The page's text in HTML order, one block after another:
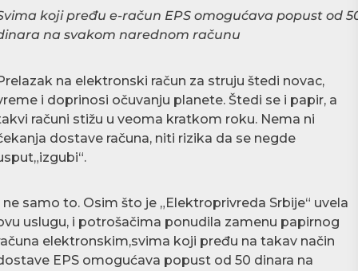
koji pređu e-račun EPS omogućava popust od
na svakom narednom računu
na elektronski račun za struju štedi novac,
i doprinosi očuvanju planete. Štedi se i papir, a
računi stižu u veoma kratkom roku. Nema ni
dostave računa, niti rizika da se negde
ne samo to. Osim što je „Elektroprivreda Srbije“ uvela
uslugu, i potrošačima ponudila zamenu papirnog
elektronskim,svima koji pređu na takav način
EPS omogućava popust od 50 dinara na